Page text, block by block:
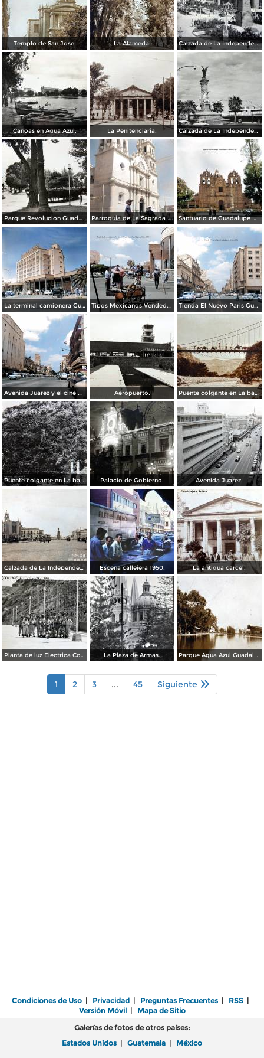
Templo de San Jose. La Alameda. Calzada de La Independencia y Mto. a Juarez Guadalajara, Jalisco. ( Circulada el 5 de Septiembre de 1929 ).
Canoas en Agua Azul. La Penitenciaria. Calzada de La Independencia Guadalajara, Jalisco.
Parque Revolucion Guadalajara, Jalisco. Parroquia de La Sagrada familia Guadalajara, Jalisco 1961. Santuario de Guadalupe Guadalajara, Jalisco 1961.
La terminal camionera Guadalajara, Jalisco 1961 Tipos Mexicanos Vendedor de cocos junto a La terminal camionera Guadalajara, Jalisco 1961 Tienda El Nuevo Paris Guadalajara, Jalisco 1961
Avenida Juarez y el cine Variedades Guadalajara, Jalisco 1961 Aeropuerto. Puente colgante en La barranca de Oblatos.
Puente colgante en La barranca de Oblatos. Palacio de Gobierno. Avenida Juarez.
Calzada de La Independencia Guadalajara, Jalisco. ( Circulada el 10 de Febrero de 1931 ). Escena callejera 1950. La antigua carcel.
Planta de luz Electrica Colimilla. ( Fechada el 1 de Octubre de 1950 ). La Plaza de Armas. Parque Agua Azul Guadalajara, Jalisco.
1 2 3 ... 45 Siguiente
Condiciones de Uso | Privacidad | Preguntas Frecuentes | RSS |
Versión Móvil| Mapa de Sitio
Galerías de fotos de otros países:
Estados Unidos | Guatemala | México